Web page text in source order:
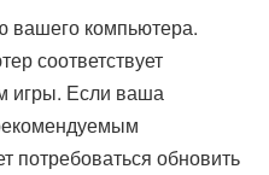
вашего компьютера.
соответствует
игры. Если ваша
потребоваться обновить